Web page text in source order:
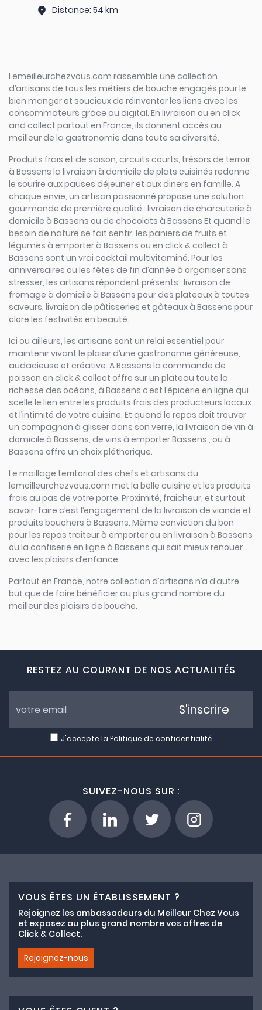
Distance: 54 km
Lemeilleurchezvous.com rassemble une collection
d’artisans de tous les métiers de bouche engagés pour le
bien manger et soucieux de réinventer les liens avec les
consommateurs grâce au digital. En livraison ou en click
and collect partout en France, ils donnent accès au
meilleur de la gastronomie dans toute sa diversité.
Produits frais et de saison, circuits courts, trésors de terroir,
à Bassens la livraison à domicile de plats cuisinés redonne
le sourire aux pauses déjeuner et aux diners en famille. A
chaque envie, un artisan passionné propose une solution
gourmande de première qualité : livraison de charcuterie à
domicile à Bassens ou de chocolats à Bassens Et quand le
besoin de nature se fait sentir, les paniers de fruits et
légumes à emporter à Bassens ou en click & collect à
Bassens sont un vrai cocktail multivitaminé. Pour les
anniversaires ou les fêtes de fin d’année à organiser sans
stresser, les artisans répondent présents : livraison de
fromage à domicile à Bassens pour des plateaux à toutes
saveurs, livraison de pâtisseries et gâteaux à Bassens pour
clore les festivités en beauté.
Ici ou ailleurs, les artisans sont un relai essentiel pour
maintenir vivant le plaisir d’une gastronomie généreuse,
audacieuse et créative. A Bassens la commande de
poisson en click & collect offre sur un plateau toute la
richesse des océans, à Bassens c’est l’épicerie en ligne qui
scelle le lien entre les produits frais des producteurs locaux
et l’intimité de votre cuisine. Et quand le repas doit trouver
un compagnon à glisser dans son verre, la livraison de vin à
domicile à Bassens, de vins à emporter Bassens , ou à
Bassens offre un choix pléthorique.
Le maillage territorial des chefs et artisans du
lemeilleurchezvous.com met la belle cuisine et les produits
frais au pas de votre porte. Proximité, fraicheur, et surtout
savoir-faire c’est l’engagement de la livraison de viande et
produits bouchers à Bassens. Même conviction du bon
pour les repas traiteur à emporter ou en livraison à Bassens
ou la confiserie en ligne à Bassens qui sait mieux renouer
avec les plaisirs d’enfance.
Partout en France, notre collection d’artisans n’a d’autre
but que de faire bénéficier au plus grand nombre du
meilleur des plaisirs de bouche.
RESTEZ AU COURANT DE NOS ACTUALITÉS
J'accepte la Politique de confidentialité
S'inscrire
SUIVEZ-NOUS SUR :
VOUS ÊTES UN ÉTABLISSEMENT ?
Rejoignez les ambassadeurs du Meilleur Chez Vous
et exposez au plus grand nombre vos offres de
Click & Collect.
Rejoignez-nous